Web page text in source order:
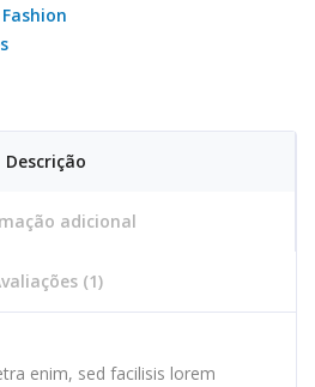
Fashion
Descrição
adicional
(1)
enim, sed facilisis lorem